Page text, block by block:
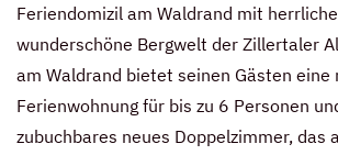
Feriendomizil am Waldrand mit
wunderschöne Bergwelt der Zillertaler
am Waldrand bietet seinen Gästen eine
Ferienwohnung für bis zu 6 Personen
zubuchbares neues Doppelzimmer, das